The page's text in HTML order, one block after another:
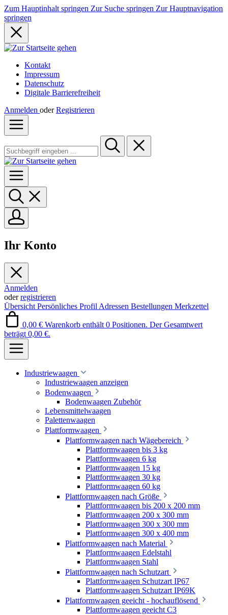
Zum Hauptinhalt springen Zur Suche springen Zur Hauptnavigation
springen
Kontakt
Impressum
Datenschutz
Digitale Barrierefreiheit
Anmelden oder Registrieren
Ihr Konto
Anmelden
oderregistrieren
Übersicht Persönliches Profil Adressen Bestellungen Merkzettel
0,00 € Warenkorb enthält 0 Positionen. Der Gesamtwert
beträgt 0,00 €.
Industriewaagen
Industriewaagen anzeigen
Bodenwaagen
Bodenwaagen Zubehör
Lebensmittelwaagen
Palettenwaagen
Plattformwaagen
Plattformwaagen nach Wägebereich
Plattformwaagen bis 3 kg
Plattformwaagen 6 kg
Plattformwaagen 15 kg
Plattformwaagen 30 kg
Plattformwaagen 60 kg
Plattformwaagen nach Größe
Plattformwaagen bis 200 x 200 mm
Plattformwaagen 200 x 300 mm
Plattformwaagen 300 x 300 mm
Plattformwaagen 300 x 400 mm
Plattformwaagen nach Material
Plattformwaagen Edelstahl
Plattformwaagen Stahl
Plattformwaagen nach Schutzart
Plattformwaagen Schutzart IP67
Plattformwaagen Schutzart IP69K
Plattformwaagen geeicht - hochauflösend
Plattformwaagen geeicht C3